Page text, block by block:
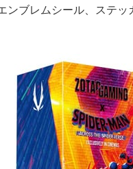
ンブレムシール、ステッ